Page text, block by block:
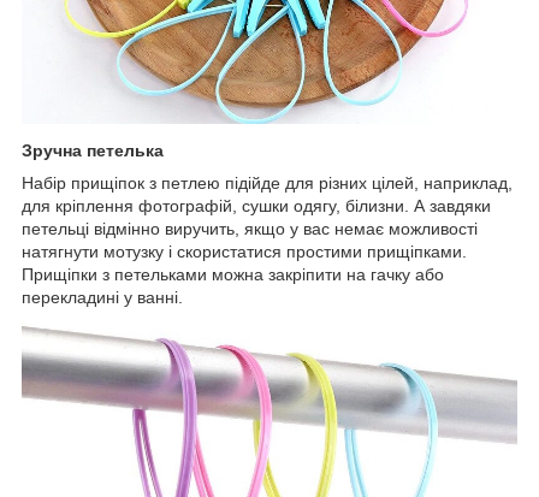
Зручна петелька
Набір прищіпок з петлею підійде для різних цілей, наприклад,
для кріплення фотографій, сушки одягу, білизни. А завдяки
петельці відмінно виручить, якщо у вас немає можливості
натягнути мотузку і скористатися простими прищіпками.
Прищіпки з петельками можна закріпити на гачку або
перекладині у ванні.